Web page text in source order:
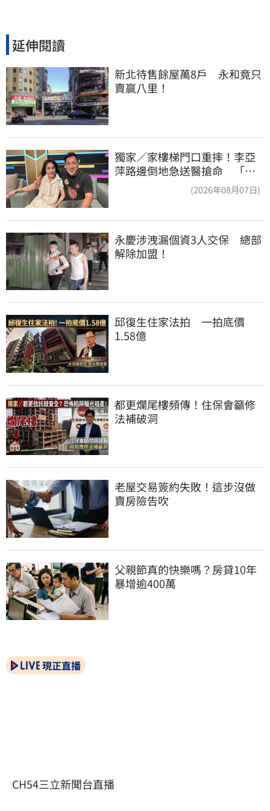
延伸閱讀
新北待售餘屋萬8戶　永和竟只
賣贏八里！
獨家／家樓梯門口重摔！李亞
萍路邊倒地急送醫搶命 「最
(2026年08月07日)
永慶涉洩漏個資3人交保　總部
解除加盟！
邱復生住家法拍　一拍底價
1.58億
都更爛尾樓頻傳！住保會籲修
法補破洞
老屋交易簽約失敗！這步沒做
賣房險告吹
父親節真的快樂嗎？房貸10年
暴增逾400萬
現正直播
CH54三立新聞台直播